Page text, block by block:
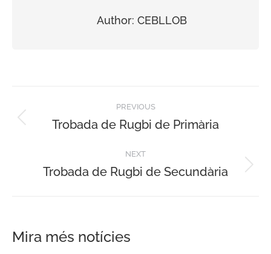
Author: CEBLLOB
navigation
PREVIOUS
Previous
Trobada de Rugbi de Primària
NEXT
Next
Trobada de Rugbi de Secundària
Mira més notícies